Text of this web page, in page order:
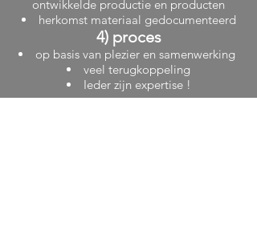
ontwikkelde productie en producten
herkomst materiaal gedocumenteerd
4) proces
op basis van plezier en samenwerking
veel terugkoppeling
Ieder zijn expertise !